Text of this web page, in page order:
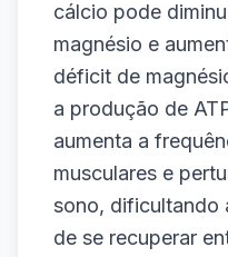
cálcio pode
magnésio e
déficit de
a produção de
aumenta a
musculares e
sono, dificultando
de se recuperar